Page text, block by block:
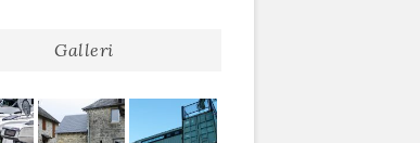
Galleri